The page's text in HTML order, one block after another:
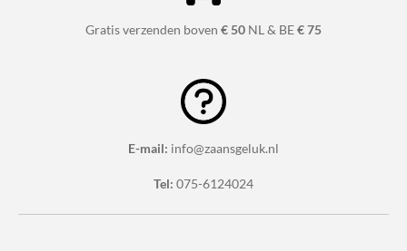
Gratis verzenden boven € 50 NL & BE€ 75
E-mail: info@zaansgeluk.nl
Tel: 075-6124024